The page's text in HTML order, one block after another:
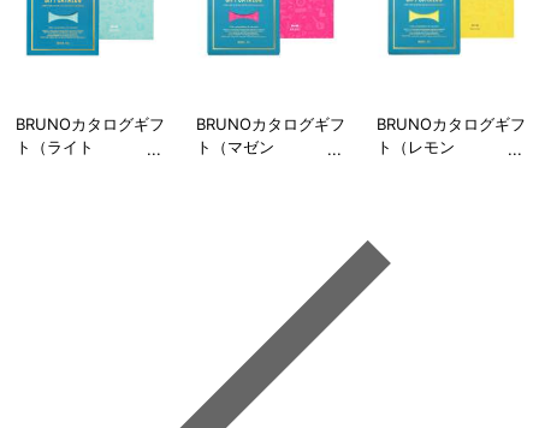
BRUNOカタログギフ
ト（ライト
BRUNOカタログギフ
ト（マゼン
BRUNOカタログギフ
ト（レモン